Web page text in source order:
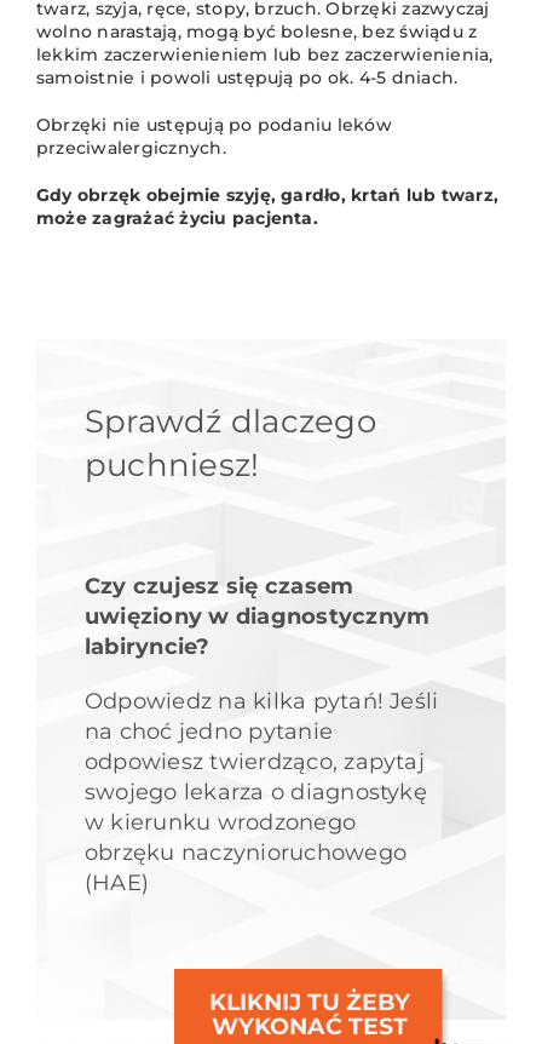
twarz, szyja, ręce, stopy, brzuch. Obrzęki zazwyczaj
wolno narastają, mogą być bolesne, bez świądu z
lekkim zaczerwienieniem lub bez zaczerwienienia,
samoistnie i powoli ustępują po ok. 4-5 dniach.
Obrzęki nie ustępują po podaniu leków
przeciwalergicznych.
Gdy obrzęk obejmie szyję, gardło, krtań lub twarz,
może zagrażać życiu pacjenta.
Sprawdź dlaczego
puchniesz!
Czy czujesz się czasem
uwięziony w diagnostycznym
labiryncie?
Odpowiedz na kilka pytań! Jeśli
na choć jedno pytanie
odpowiesz twierdząco, zapytaj
swojego lekarza o diagnostykę
w kierunku wrodzonego
obrzęku naczynioruchowego
(HAE)
KLIKNIJ TU ŻEBY
WYKONAĆ TEST